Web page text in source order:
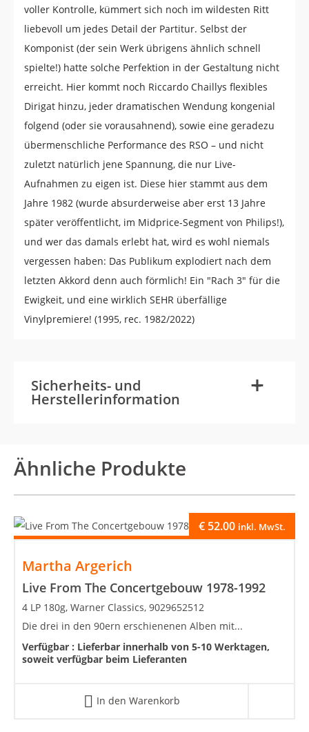
voller Kontrolle, kümmert sich noch im wildesten Ritt
liebevoll um jedes Detail der Partitur. Selbst der
Komponist (der sein Werk übrigens ähnlich schnell
spielte!) hatte solche Perfektion in der Gestaltung nicht
erreicht. Hier kommt noch Riccardo Chaillys flexibles
Dirigat hinzu, jeder dramatischen Wendung kongenial
folgend (oder sie vorausahnend), sowie eine geradezu
übermenschliche Performance des RSO – und nicht
zuletzt natürlich jene Spannung, die nur Live-
Aufnahmen zu eigen ist. Diese hier stammt aus dem
Jahre 1982 (wurde absurderweise aber erst 13 Jahre
später veröffentlicht, im Midprice-Segment von Philips!),
und wer das damals erlebt hat, wird es wohl niemals
vergessen haben: Das Publikum explodiert nach dem
letzten Akkord denn auch förmlich! Ein "Rach 3" für die
Ewigkeit, und eine wirklich SEHR überfällige
Vinylpremiere! (1995, rec. 1982/2022)
Sicherheits- und
Herstellerinformation +
-
Ähnliche Produkte
Martha Argerich
Live From The Concertgebouw 1978-1992
€ 52.00 inkl. MwSt.
4 LP 180g, Warner Classics, 9029652512
Die drei in den 90ern erschienenen Alben mit...
Verfügbar : Lieferbar innerhalb von 5-10 Werktagen,
soweit verfügbar beim Lieferanten
In den Warenkorb